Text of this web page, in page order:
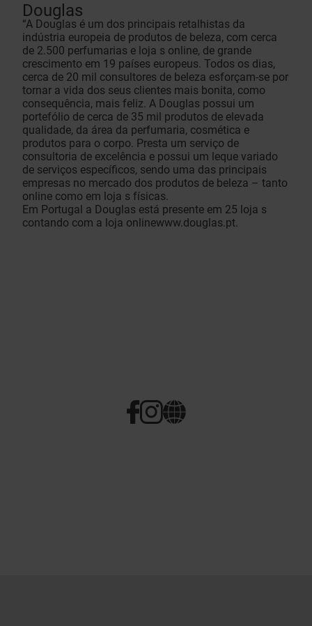
Douglas
“A Douglas é um dos principais retalhistas da
indústria europeia de produtos de beleza, com cerca
de 2.500 perfumarias e loja s online, de grande
crescimento em 19 países europeus. Todos os dias,
cerca de 20 mil consultores de beleza esforçam-se por
tornar a vida dos seus clientes mais bonita, como
consequência, mais feliz. A Douglas possui um
portefólio de cerca de 35 mil produtos de elevada
qualidade, da área da perfumaria, cosmética e
produtos para o corpo. Presta um serviço de
consultoria de excelência e possui um leque variado
de serviços específicos, sendo uma das principais
empresas no mercado dos produtos de beleza – tanto
online como em loja s físicas.
Em Portugal a Douglas está presente em 25 loja s
contando com a loja onlinewww.douglas.pt.